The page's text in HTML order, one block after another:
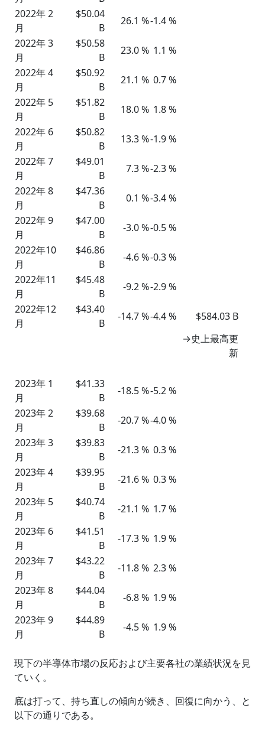
2022年 2
月
$50.04
B
26.1 %-1.4 %
2022年 3
月
$50.58
B
23.0 % 1.1 %
2022年 4
月
$50.92
B
21.1 % 0.7 %
2022年 5
月
$51.82
B
18.0 % 1.8 %
2022年 6
月
$50.82
B
13.3 %-1.9 %
2022年 7
月
$49.01
B
7.3 %-2.3 %
2022年 8
月
$47.36
B
0.1 %-3.4 %
2022年 9
月
$47.00
B
-3.0 %-0.5 %
2022年10
月
$46.86
B
-4.6 %-0.3 %
2022年11
月
$45.48
B
-9.2 %-2.9 %
2022年12
月
$43.40
B
-14.7 %-4.4 %
$584.03 B
→史上最高更
新
2023年 1
月
$41.33
B
-18.5 %-5.2 %
2023年 2
月
$39.68
B
-20.7 %-4.0 %
2023年 3
月
$39.83
B
-21.3 % 0.3 %
2023年 4
月
$39.95
B
-21.6 % 0.3 %
2023年 5
月
$40.74
B
-21.1 % 1.7 %
2023年 6
月
$41.51
B
-17.3 % 1.9 %
2023年 7
月
$43.22
B
-11.8 % 2.3 %
2023年 8
月
$44.04
B
-6.8 % 1.9 %
2023年 9
月
$44.89
B
-4.5 % 1.9 %
現下の半導体市場の反応および主要各社の業績状況を見
ていく。
底は打って、持ち直しの傾向が続き、回復に向かう、と
以下の通りである。